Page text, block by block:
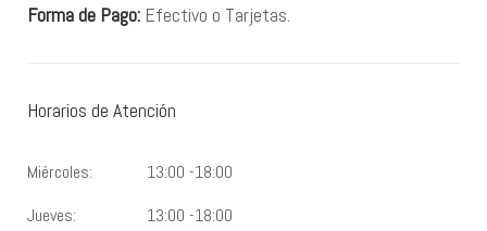
Forma de Pago: Efectivo o Tarjetas.
Horarios de Atención
Miércoles:
13:00 -18:00
Jueves:
13:00 -18:00